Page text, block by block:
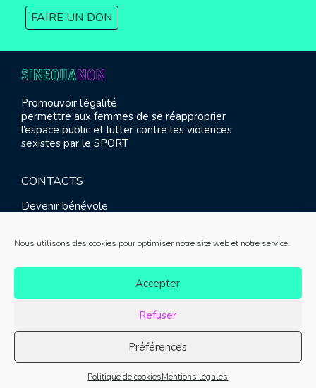
Nous utilisons des cookies pour optimiser notre site web et notre service.
Accepter
Refuser
Préférences
Politique de cookiesMentions légales
FAIRE UN DON
Promouvoir l’égalité,
permettre aux femmes de se réapproprier
l’espace public et lutter contre les violences
sexistes par le SPORT
CONTACTS
Devenir bénévole
Contact
© SINE QUA NON 2021 |Mentions légales|Réalisation :
Meliatis